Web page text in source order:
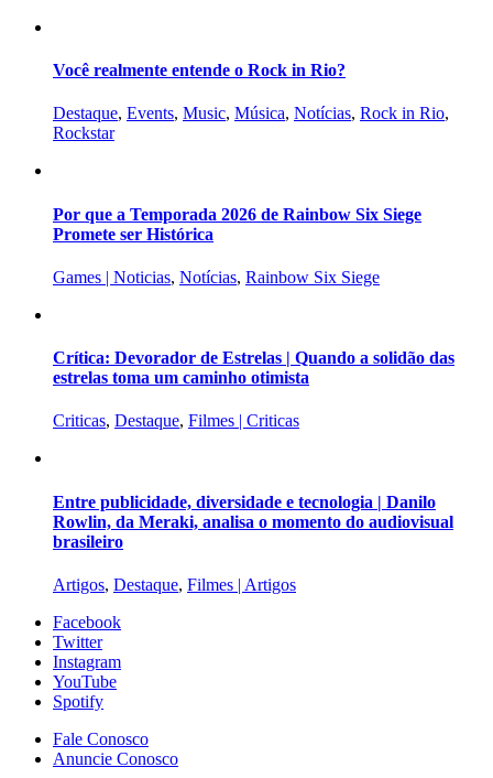
Você realmente entende o Rock in Rio?
Destaque, Events, Music, Música, Notícias, Rock in Rio,
Rockstar
Por que a Temporada 2026 de Rainbow Six Siege
Promete ser Histórica
Games | Noticias, Notícias, Rainbow Six Siege
Crítica: Devorador de Estrelas | Quando a solidão das
estrelas toma um caminho otimista
Criticas, Destaque, Filmes | Criticas
Entre publicidade, diversidade e tecnologia | Danilo
Rowlin, da Meraki, analisa o momento do audiovisual
brasileiro
Artigos, Destaque, Filmes | Artigos
Facebook
Twitter
Instagram
YouTube
Spotify
Fale Conosco
Anuncie Conosco